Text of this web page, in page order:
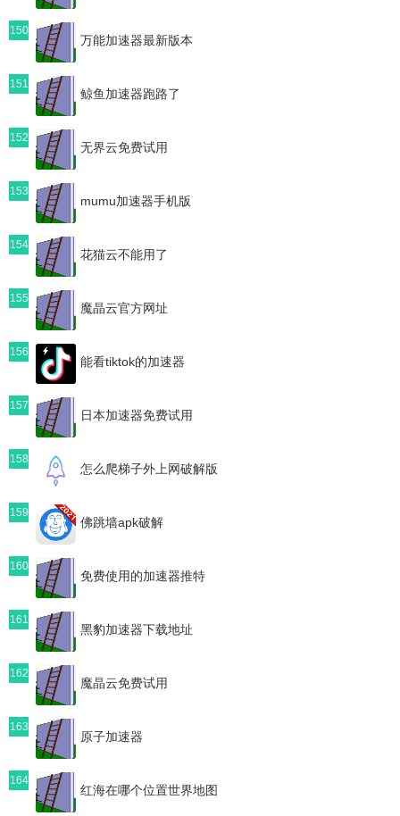
150
万能加速器最新版本
151
鲸鱼加速器跑路了
152
无界云免费试用
153
mumu加速器手机版
154
花猫云不能用了
155
魔晶云官方网址
156
能看tiktok的加速器
157
日本加速器免费试用
158
怎么爬梯子外上网破解版
159
佛跳墙apk破解
160
免费使用的加速器推特
161
黑豹加速器下载地址
162
魔晶云免费试用
163
原子加速器
164
红海在哪个位置世界地图